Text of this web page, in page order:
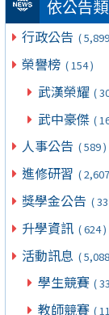
依公告
行政公告 (
榮譽榜 ( 154 )
武漢榮耀 (
武中豪傑 (
人事公告 ( 589 )
進修研習 (
獎學金公告 (
升學資訊 ( 624 )
活動訊息 (
學生競賽 (
教師競賽 (